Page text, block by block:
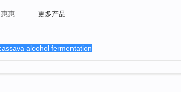
惠惠 更多产品